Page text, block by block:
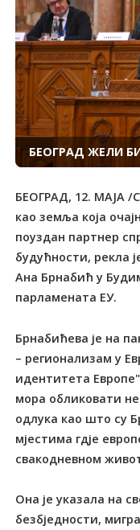
БЕОГРАД ЖЕЛИ
БЕОГРАД, 12. МАЈА /
као земља која
поуздан партнер
будућности, рекла
Ана Брнабић у
парламената ЕУ.
Брнабићева је на
– регионализам у
идентитета
мора обликовати
одлука као што су
мјестима гдје
свакодневном
Она је указала на
безбједности,